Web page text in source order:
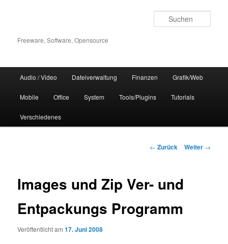
Freeware, Software, Opensource
Audio / Video Dateiverwaltung Finanzen Grafik/Web
Mobile Office System Tools/Plugins Tutorials
Verschiedenes
Beitrags-
← Zurück Weiter →
Images und Zip Ver- und
Entpackungs Programm
Veröffentlicht am17. Juni 2008